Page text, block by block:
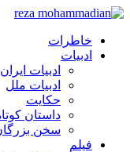
خاطرات
ادبیات
ادبیات ایران
ادبیات ملل
حکایت
داستان
سخن
فیلم